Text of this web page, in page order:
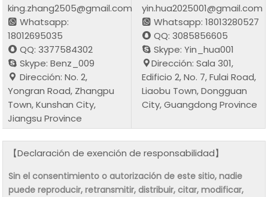
king.zhang2505@gmail.com
Whatsapp:
18012695035
QQ: 3377584302
Skype: Benz_009
Dirección: No. 2,
Yongran Road, Zhangpu
Town, Kunshan City,
Jiangsu Province
yin.hua2025001@gmail.com
Whatsapp: 18013280527
QQ: 3085856605
Skype: Yin_hua001
Dirección: Sala 301,
Edificio 2, No. 7, Fulai Road,
Liaobu Town, Dongguan
City, Guangdong Province
【Declaración de exención de responsabilidad】
Sin el consentimiento o autorización de este sitio, nadie
puede reproducir, retransmitir, distribuir, citar, modificar,